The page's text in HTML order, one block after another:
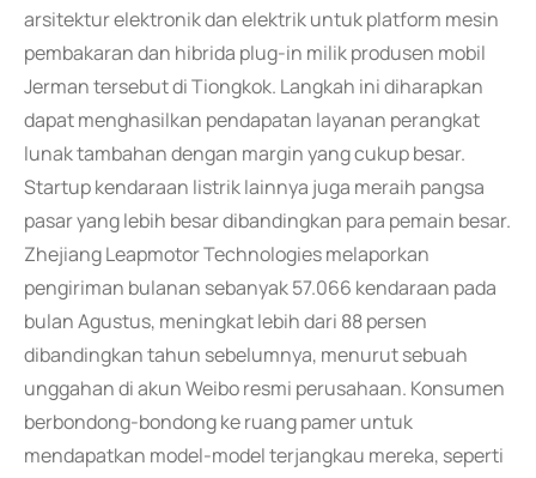
arsitektur elektronik dan elektrik untuk platform mesin
pembakaran dan hibrida plug-in milik produsen mobil
Jerman tersebut di Tiongkok. Langkah ini diharapkan
dapat menghasilkan pendapatan layanan perangkat
lunak tambahan dengan margin yang cukup besar.
Startup kendaraan listrik lainnya juga meraih pangsa
pasar yang lebih besar dibandingkan para pemain besar.
Zhejiang Leapmotor Technologies melaporkan
pengiriman bulanan sebanyak 57.066 kendaraan pada
bulan Agustus, meningkat lebih dari 88 persen
dibandingkan tahun sebelumnya, menurut sebuah
unggahan di akun Weibo resmi perusahaan. Konsumen
berbondong-bondong ke ruang pamer untuk
mendapatkan model-model terjangkau mereka, seperti